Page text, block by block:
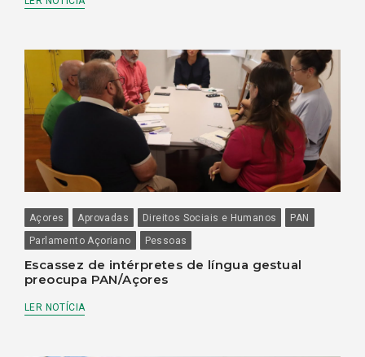
Açores Aprovadas Direitos Sociais e Humanos
PAN
Parlamento Açoriano
Pessoas
Escassez de intérpretes de língua gestual
preocupa PAN/Açores
LER NOTÍCIA